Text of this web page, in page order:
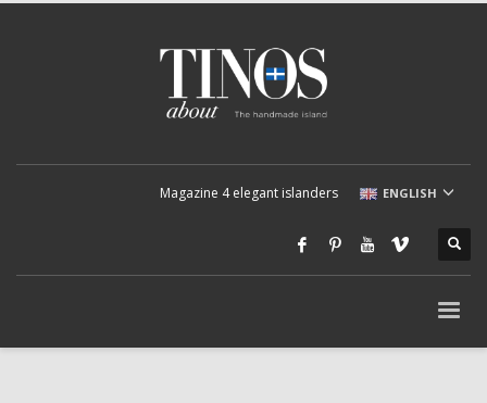
Magazine 4 elegant islanders ENGLISH